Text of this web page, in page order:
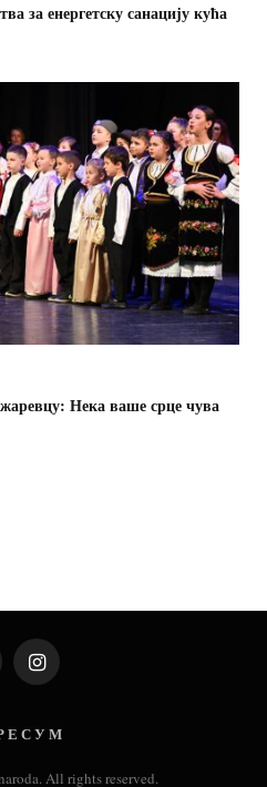
за енергетску санацију кућа
Нека ваше срце чува
Instagram
Е С У М
All rights reserved.